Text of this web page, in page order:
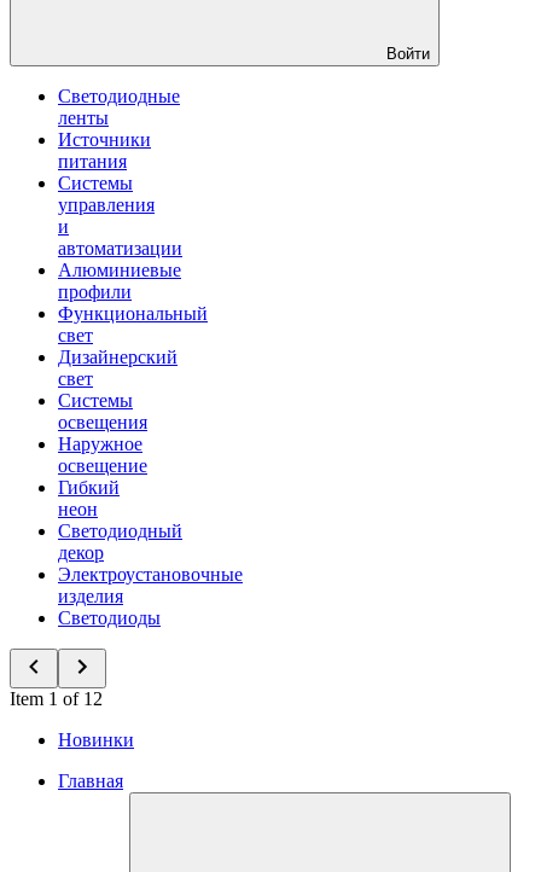
Войти
Светодиодные
ленты
Источники
питания
Системы
управления
и
автоматизации
Алюминиевые
профили
Функциональный
свет
Дизайнерский
свет
Системы
освещения
Наружное
освещение
Гибкий
неон
Светодиодный
декор
Электроустановочные
изделия
Светодиоды
Item 1 of 12
Новинки
Главная